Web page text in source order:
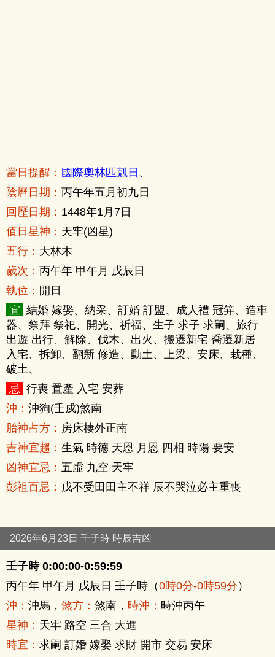
當日提醒： 國際奧林匹剋日 、
陰曆日期： 丙午年五月初九日
回歷日期： 1448年1月7日
值日星神： 天牢(凶星)
五行： 大林木
歲次： 丙午年 甲午月 戊辰日
執位： 開日
宜 結婚 嫁娶、納采、訂婚 訂盟、成人禮 冠笄、造車
器、祭拜 祭祀、開光、祈福、生子 求子 求嗣、旅行
出遊 出行、解除、伐木、出火、搬遷新宅 喬遷新居
入宅、拆卸、翻新 修造、動土、上梁、安床、栽種、
破土、
忌 行喪 置產 入宅 安葬
沖： 沖狗(壬戍)煞南
胎神占方： 房床棲外正南
吉神宜趨： 生氣 時德 天恩 月恩 四相 時陽 要安
凶神宜忌： 五虛 九空 天牢
彭祖百忌： 戊不受田田主不祥 辰不哭泣必主重喪
2026年6月23日 壬子時 時辰吉凶
壬子時 0:00:00-0:59:59
丙午年 甲午月 戊辰日 壬子時（0時0分-0時59分）
沖： 沖馬， 煞方： 煞南， 時沖： 時沖丙午
星神： 天牢 路空 三合 大進
時宜： 求嗣 訂婚 嫁娶 求財 開市 交易 安床